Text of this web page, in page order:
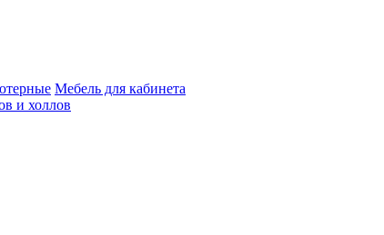
Мебель для кабинета
и холлов